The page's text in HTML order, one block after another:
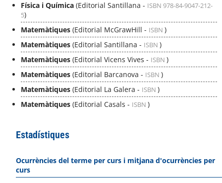
Física i Química (Editorial Santillana - ISBN 978-84-9047-212-
5)
Matemàtiques (Editorial McGrawHill - ISBN )
Matemàtiques (Editorial Santillana - ISBN )
Matemàtiques (Editorial Vicens Vives - ISBN )
Matemàtiques (Editorial Barcanova - ISBN )
Matemàtiques (Editorial La Galera - ISBN )
Matemàtiques (Editorial Casals - ISBN )
Estadístiques
Ocurrències del terme per curs i mitjana d'ocurrències per
curs